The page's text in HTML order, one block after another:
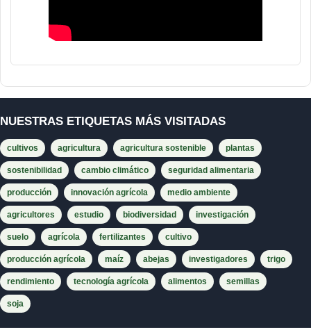
NUESTRAS ETIQUETAS MÁS VISITADAS
cultivos agricultura agricultura sostenible plantas
sostenibilidad cambio climático seguridad alimentaria
producción innovación agrícola medio ambiente
agricultores estudio biodiversidad investigación
suelo agrícola fertilizantes cultivo
producción agrícola maíz abejas investigadores trigo
rendimiento tecnología agrícola alimentos semillas
soja